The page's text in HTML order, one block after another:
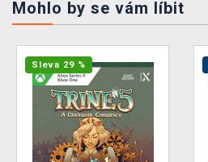
Mohlo by se vám líbit
Sleva 29 %